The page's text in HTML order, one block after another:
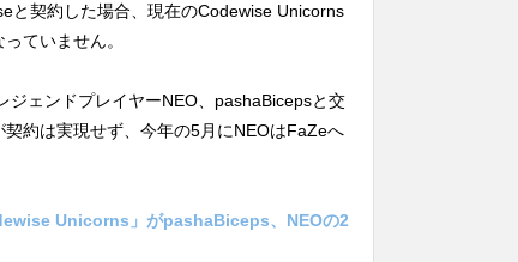
と契約した場合、現在のCodewise Unicorns
ていません。
ジェンドプレイヤーNEO、pashaBicepsと交
約は実現せず、今年の5月にNEOはFaZeへ
Unicorns」がpashaBiceps、NEOの2